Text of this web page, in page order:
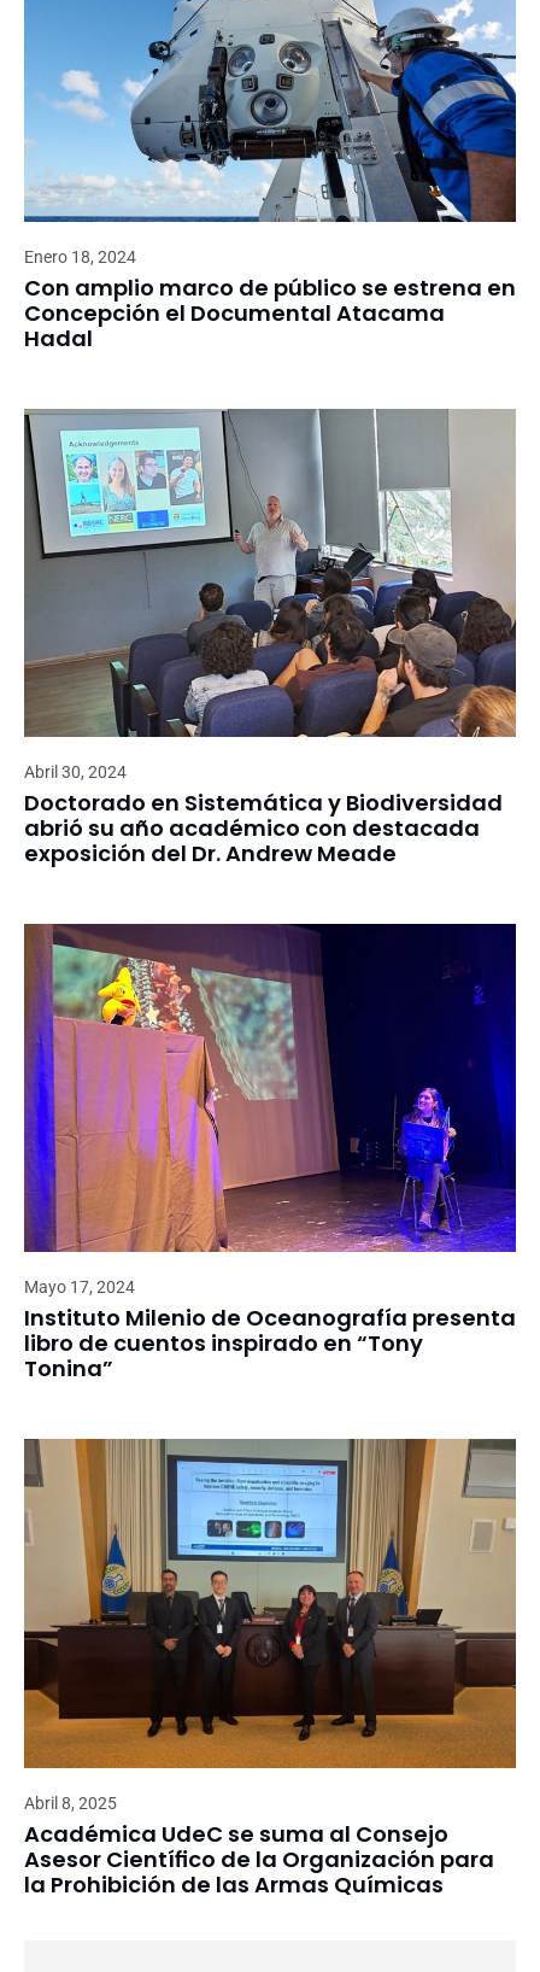
Enero 18, 2024
Con amplio marco de público se estrena en
Concepción el Documental Atacama
Hadal
Abril 30, 2024
Doctorado en Sistemática y Biodiversidad
abrió su año académico con destacada
exposición del Dr. Andrew Meade
Mayo 17, 2024
Instituto Milenio de Oceanografía presenta
libro de cuentos inspirado en “Tony
Tonina”
Abril 8, 2025
Académica UdeC se suma al Consejo
Asesor Científico de la Organización para
la Prohibición de las Armas Químicas